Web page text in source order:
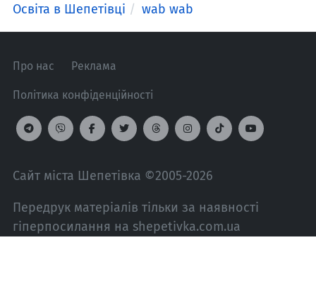
Освіта в Шепетівці wab wab
Про нас Реклама
Політика конфіденційності
Сайт міста Шепетівка ©2005-2026
Передрук матеріалів тільки за наявності
гіперпосилання на shepetivka.com.ua